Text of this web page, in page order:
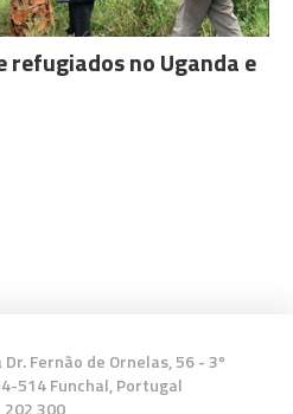
refugiados no Uganda e
Dr. Fernão de Ornelas, 56 - 3º
514 Funchal, Portugal
202 300